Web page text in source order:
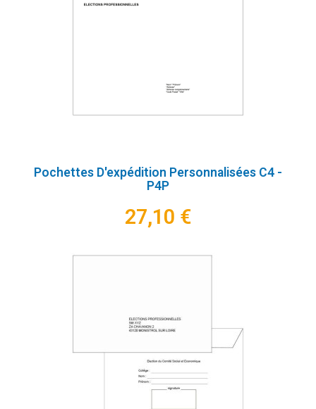
Pochettes D'expédition Personnalisées C4 -
P4P
27,10 €